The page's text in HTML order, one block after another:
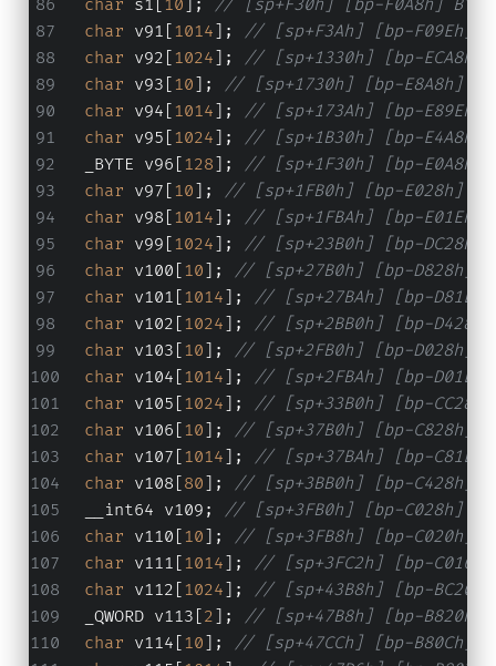
char s1[ 10 ]; // [sp+F30h] [bp-F0A8h]
char v91[ 1014 ]; // [sp+F3Ah] [bp-F09Eh]
char v92[ 1024 ]; // [sp+1330h] [bp-ECA8h]
char v93[ 10 ]; // [sp+1730h] [bp-E8A8h]
char v94[ 1014 ]; // [sp+173Ah] [bp-E89Eh]
char v95[ 1024 ]; // [sp+1B30h] [bp-E4A8h]
  _BYTE v96[
128 ]; // [sp+1F30h] [bp-E0A8h]
char v97[ 10 ]; // [sp+1FB0h] [bp-E028h]
char v98[ 1014 ]; // [sp+1FBAh] [bp-E01Eh]
char v99[ 1024 ]; // [sp+23B0h] [bp-DC28h]
char v100[ 10 ]; // [sp+27B0h] [bp-D828h]
char v101[ 1014 ]; // [sp+27BAh] [bp-D81Eh]
char v102[ 1024 ]; // [sp+2BB0h] [bp-D428h]
char v103[ 10 ]; // [sp+2FB0h] [bp-D028h]
char v104[ 1014 ]; // [sp+2FBAh] [bp-D01Eh]
char v105[ 1024 ]; // [sp+33B0h] [bp-CC28h]
char v106[ 10 ]; // [sp+37B0h] [bp-C828h]
char v107[ 1014 ]; // [sp+37BAh] [bp-C81Eh]
char v108[ 80 ]; // [sp+3BB0h] [bp-C428h]
  __int64 v109;
// [sp+3FB0h] [bp-C028h]
char v110[ 10 ]; // [sp+3FB8h] [bp-C020h]
char v111[ 1014 ]; // [sp+3FC2h] [bp-C016h]
char v112[ 1024 ]; // [sp+43B8h] [bp-BC20h]
  _QWORD v113[
2 ]; // [sp+47B8h] [bp-B820h]
char v114[ 10 ]; // [sp+47CCh] [bp-B80Ch]